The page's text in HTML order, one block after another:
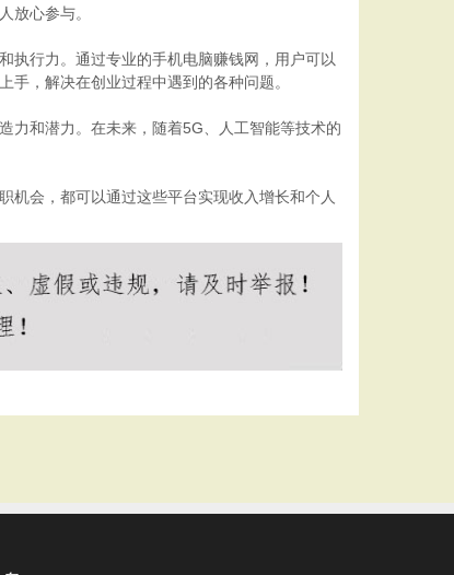
放心参与。
执行力。通过专业的手机电脑赚钱网，用户可以
，解决在创业过程中遇到的各种问题。
力和潜力。在未来，随着5G、人工智能等技术的
机会，都可以通过这些平台实现收入增长和个人